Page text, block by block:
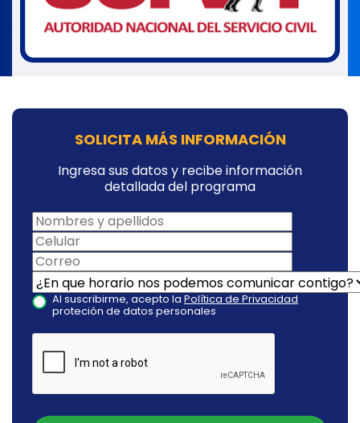
SOLICITA MÁS INFORMACIÓN
Ingresa sus datos y recibe información
detallada del programa
Al suscribirme, acepto la Política de Privacidad
proteción de datos personales